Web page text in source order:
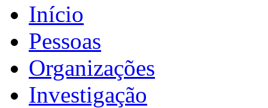
Início
Pessoas
Organizações
Investigação